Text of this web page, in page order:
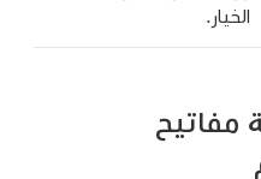
الخيار.
مفاتيح